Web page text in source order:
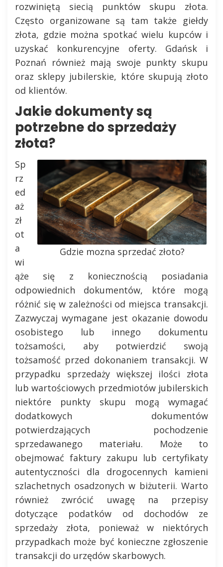
rozwiniętą siecią punktów skupu złota.
Często organizowane są tam także giełdy
złota, gdzie można spotkać wielu kupców i
uzyskać konkurencyjne oferty. Gdańsk i
Poznań również mają swoje punkty skupu
oraz sklepy jubilerskie, które skupują złoto
od klientów.
Jakie dokumenty są
potrzebne do sprzedaży
złota?
Gdzie mozna sprzedać złoto?
Sp
rz
ed
aż
zł
ot
a
wi
ąże się z koniecznością posiadania
odpowiednich dokumentów, które mogą
różnić się w zależności od miejsca transakcji.
Zazwyczaj wymagane jest okazanie dowodu
osobistego lub innego dokumentu
tożsamości, aby potwierdzić swoją
tożsamość przed dokonaniem transakcji. W
przypadku sprzedaży większej ilości złota
lub wartościowych przedmiotów jubilerskich
niektóre punkty skupu mogą wymagać
dodatkowych dokumentów
potwierdzających pochodzenie
sprzedawanego materiału. Może to
obejmować faktury zakupu lub certyfikaty
autentyczności dla drogocennych kamieni
szlachetnych osadzonych w biżuterii. Warto
również zwrócić uwagę na przepisy
dotyczące podatków od dochodów ze
sprzedaży złota, ponieważ w niektórych
przypadkach może być konieczne zgłoszenie
transakcji do urzędów skarbowych.